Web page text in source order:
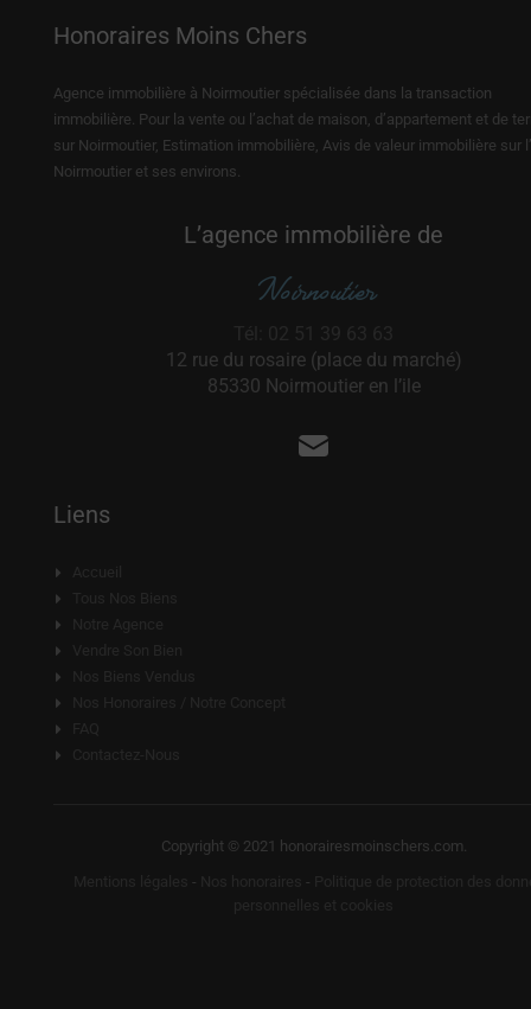
Honoraires Moins Chers
Agence immobilière à Noirmoutier spécialisée dans la transaction
immobilière. Pour la vente ou l’achat de maison, d’appartement et de
sur Noirmoutier, Estimation immobilière, Avis de valeur immobilière sur
Noirmoutier et ses environs.
L’agence immobilière de
Noirnoutier
12 rue du rosaire (place du marché)
85330 Noirmoutier en l’ile
Liens
Copyright © 2021 honorairesmoinschers.com.
- -